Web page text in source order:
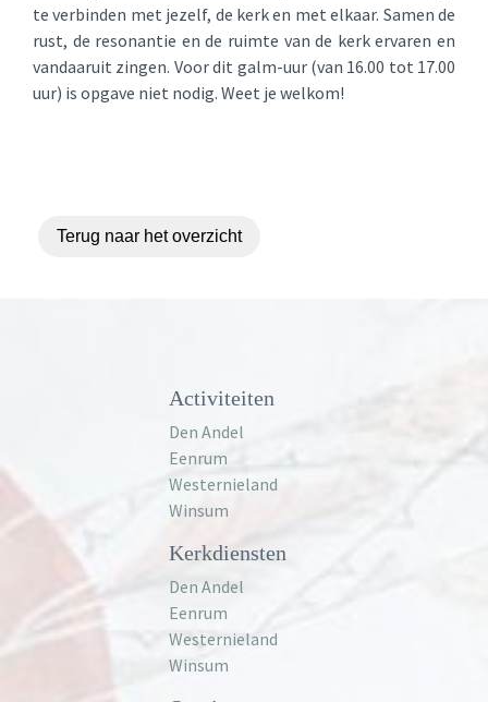
te verbinden met jezelf, de kerk en met elkaar. Samen de
rust, de resonantie en de ruimte van de kerk ervaren en
vandaaruit zingen. Voor dit galm-uur (van 16.00 tot 17.00
uur) is opgave niet nodig. Weet je welkom!
Terug naar het overzicht
Activiteiten
Den Andel
Eenrum
Westernieland
Winsum
Kerkdiensten
Den Andel
Eenrum
Westernieland
Winsum